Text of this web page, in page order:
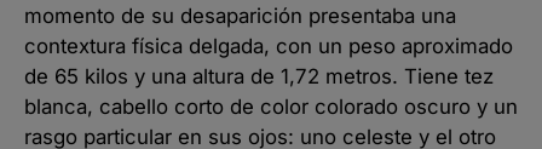
momento de su desaparición presentaba una
contextura física delgada, con un peso aproximado
de 65 kilos y una altura de 1,72 metros. Tiene tez
blanca, cabello corto de color colorado oscuro y un
rasgo particular en sus ojos: uno celeste y el otro